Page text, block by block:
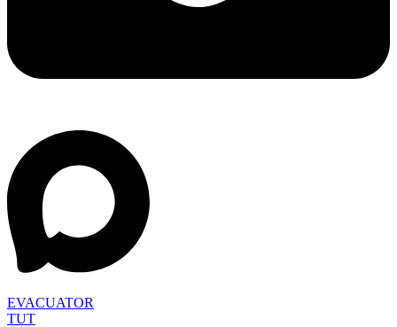
EVACUATOR
TUT